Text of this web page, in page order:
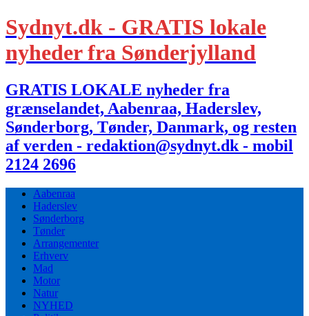
Sydnyt.dk - GRATIS lokale
nyheder fra Sønderjylland
GRATIS LOKALE nyheder fra
grænselandet, Aabenraa, Haderslev,
Sønderborg, Tønder, Danmark, og resten
af verden - redaktion@sydnyt.dk - mobil
2124 2696
Aabenraa
Haderslev
Sønderborg
Tønder
Arrangementer
Erhverv
Mad
Motor
Natur
NYHED